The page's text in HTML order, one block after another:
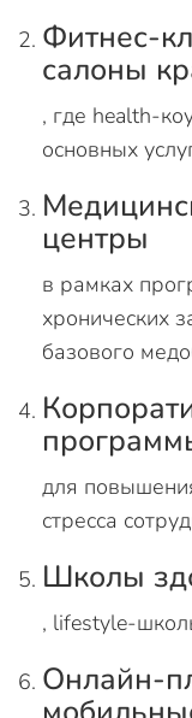
Фитнес-
салоны
, где health-
основных
центры
в рамках
хронических
базового
для
стресса
Школы
, lifestyle-
Онлайн-